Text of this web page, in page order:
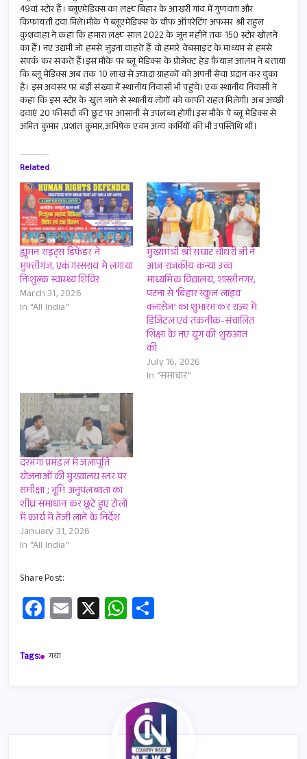
49वां स्टोर हैं। ब्लूएमेडिक्स का लक्ष्य बिहार के आखरी गांव में गुणवत्ता और
किफायती दवा मिले।मौके पे ब्लूएमेडिक्स के चीफ ऑपरेटिंग अफसर श्री राहुल
कुशवाहा ने कहा कि हमारा लक्ष्य साल 2022 के जून महीने तक 150 स्टोर खोलने
का हैं। नए उद्यमी जो हमसे जुड़ना चाहते हैं वो हमारे वेबसाइट के माध्यम से हमसे
संपर्क कर सकते हैं।इस मौके पर ब्लू मेडिक्स के प्रोजेक्ट हेड फ़ैयाज़ आलम ने बताया
कि ब्लू मेडिक्स अब तक 10 लाख से ज्यादा ग्राहकों को अपनी सेवा प्रदान कर चुका
है। इस अवसर पर बड़ी संख्या में स्थानीय निवासी भी पहुंचे। एक स्थानीय निवासी ने
कहा कि इस स्टोर के खुल जाने से स्थानीय लोगों को काफी राहत मिलेगी। अब अच्छी
दवाएं 20 फीसदी की छूट पर आसानी से उपलब्ध होगी।इस मौके पे ब्लू मेडिक्स से
अमित कुमार ,प्रशांत कुमार,अभिषेक एवम अन्य कर्मियों की भी उपस्तिथि थी।
Related
ह्यूमन राइट्स डिफेंडर ने
मुफ्तीगंज, एकंगरसराय में लगाया
निःशुल्क स्वास्थ्य शिविर
March 31, 2026
In "All India"
मुख्यमंत्री श्री सम्राट चौधरी जी ने
आज राजकीय कन्या उच्च
माध्यमिक विद्यालय, शास्त्रीनगर,
पटना से ‘बिहार स्कूल लाइव
क्लासेज’ का शुभारंभ कर राज्य में
डिजिटल एवं तकनीक-संचालित
शिक्षा के नए युग की शुरुआत
की
July 16, 2026
In "समाचार"
दरभंगा प्रमंडल में जलापूर्ति
योजनाओं की मुख्यालय स्तर पर
समीक्षा ; भूमि अनुपलब्धता का
शीघ्र समाधान कर छूटे हुए टोलों
में कार्य में तेजी लाने के निर्देश
January 31, 2026
In "All India"
Share Post:
Fa
ce
b
E
m
X W
h
A
p
p
Tags: गया